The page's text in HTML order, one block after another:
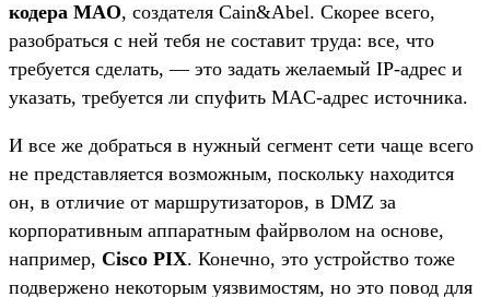
кодера MAO, создателя Cain&Abel. Скорее всего,
разобраться с ней тебя не составит труда: все, что
требуется сделать, — это задать желаемый IP-адрес и
указать, требуется ли спуфить MAC-адрес источника.
И все же добраться в нужный сегмент сети чаще всего
не представляется возможным, поскольку находится
он, в отличие от маршрутизаторов, в DMZ за
корпоративным аппаратным файрволом на основе,
например, Cisco PIX. Конечно, это устройство тоже
подвержено некоторым уязвимостям, но это повод для